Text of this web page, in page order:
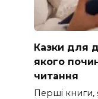
Казки для
якого
читання
Перші книги,